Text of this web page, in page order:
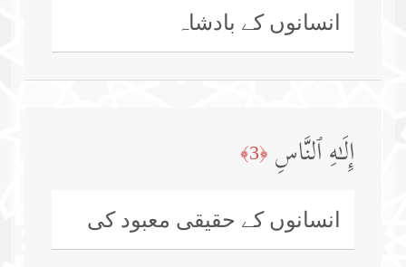
انسانوں کے بادشاہ
إِلَـٰهِ ٱلنَّاسِ ﴿3﴾
انسانوں کے حقیقی معبود کی